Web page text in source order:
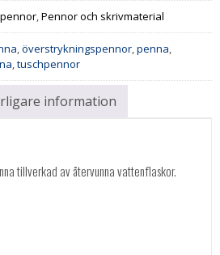
,Pennor och skrivmaterial
,överstrykningspennor,penna,
,tuschpennor
information
tillverkad av återvunna vattenflaskor.